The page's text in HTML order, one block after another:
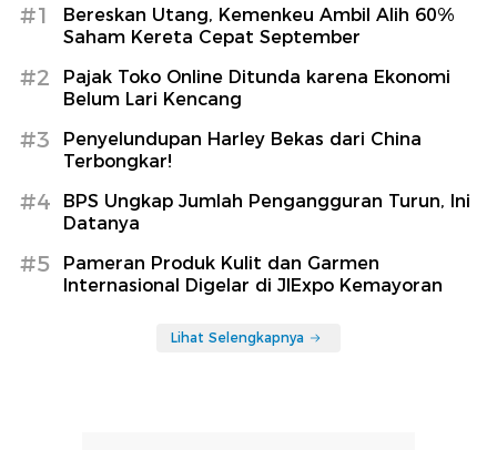
#1
Bereskan Utang, Kemenkeu Ambil Alih 60%
Saham Kereta Cepat September
#2
Pajak Toko Online Ditunda karena Ekonomi
Belum Lari Kencang
#3
Penyelundupan Harley Bekas dari China
Terbongkar!
#4
BPS Ungkap Jumlah Pengangguran Turun, Ini
Datanya
#5
Pameran Produk Kulit dan Garmen
Internasional Digelar di JIExpo Kemayoran
Lihat Selengkapnya